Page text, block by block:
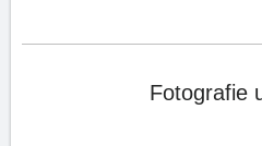
Fotografie